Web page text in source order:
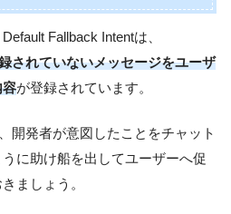
Fallback Intentは、
されていないメッセージをユーザ
容が登録されています。
開発者が意図したことをチャット
に助け船を出してユーザーへ促
ましょう。